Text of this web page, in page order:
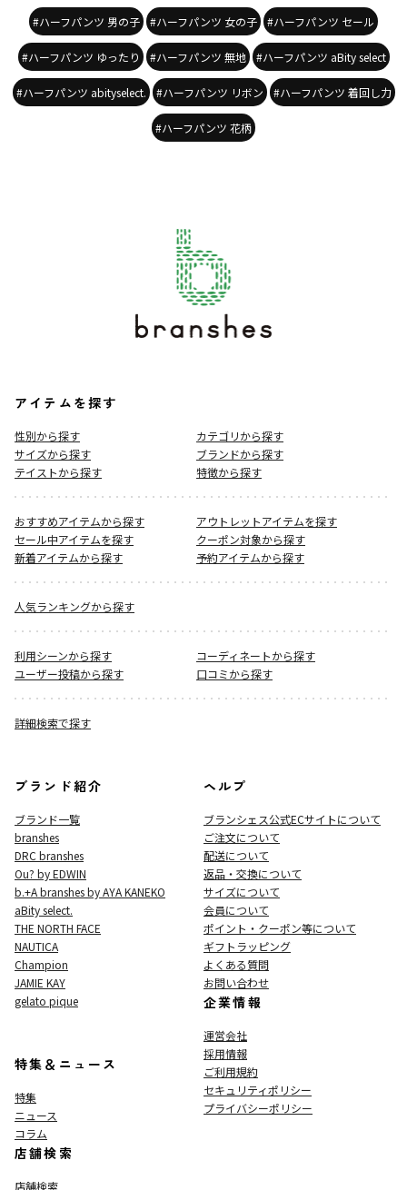
#ハーフパンツ 男の子 #ハーフパンツ 女の子 #ハーフパンツ セール
#ハーフパンツ ゆったり #ハーフパンツ 無地 #ハーフパンツ aBity select
#ハーフパンツ abityselect. #ハーフパンツ リボン #ハーフパンツ 着回し力
#ハーフパンツ 花柄
アイテムを探す
性別から探す
カテゴリから探す
サイズから探す
ブランドから探す
テイストから探す
特徴から探す
おすすめアイテムから探す
アウトレットアイテムを探す
セール中アイテムを探す
クーポン対象から探す
新着アイテムから探す
予約アイテムから探す
人気ランキングから探す
利用シーンから探す
コーディネートから探す
ユーザー投稿から探す
口コミから探す
詳細検索で探す
ブランド紹介
ブランド一覧
branshes
DRC branshes
Ou? by EDWIN
b.+A branshes by AYA KANEKO
aBity select.
THE NORTH FACE
NAUTICA
Champion
JAMIE KAY
gelato pique
特集＆ニュース
特集
ニュース
コラム
店舗検索
店舗検索
ヘルプ
ブランシェス公式ECサイトについて
ご注文について
配送について
返品・交換について
サイズについて
会員について
ポイント・クーポン等について
ギフトラッピング
よくある質問
お問い合わせ
企業情報
運営会社
採用情報
ご利用規約
セキュリティポリシー
プライバシーポリシー